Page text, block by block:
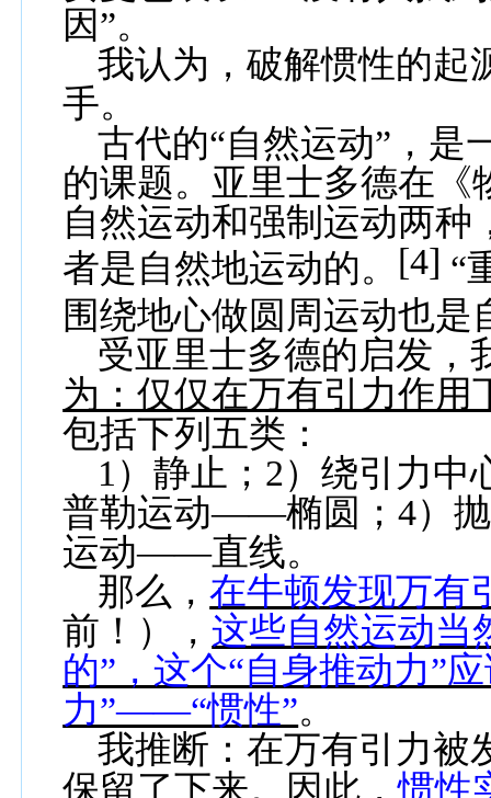
因”。
我认为，破解惯性的起
手。
古代的“自然运动”，是
的课题。亚里士多德在《
自然运动和强制运动两
者是自然地运动的。 [4] “
围绕地心做圆周运动也是
受亚里士多德的启发，
为：仅仅在万有引力作用
包括下列五类：
1 ）静止； 2）绕引力
普勒运动——椭圆；4）
运动——直线。
那么，在牛顿发现万有
前！），这些自然运动当
的”，这个“自身推动力”
力”——“惯性”。
我推断：在万有引力被
保留了下来。因此，惯性